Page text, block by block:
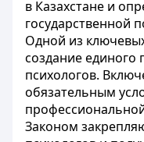
в Казахстане и
государственной
Одной из
создание единого
психологов.
обязательным
Законом